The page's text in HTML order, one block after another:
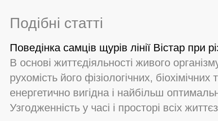
Подібні статті
Поведінка самців щурів лінії Вістар при
В основі життєдіяльності живого
рухомість його фізіологічних,
енергетично вигідна і найбільш
Узгодженність у часі і просторі всіх